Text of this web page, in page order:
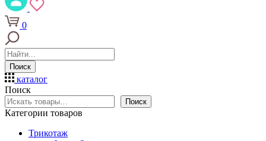
0
Поиск
каталог
Поиск
Поиск
Категории товаров
Трикотаж